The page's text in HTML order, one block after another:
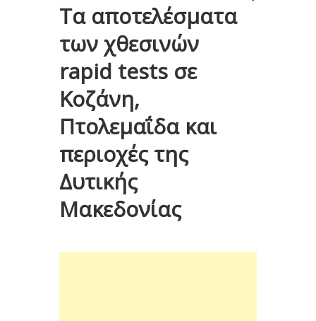
Τα αποτελέσματα
των χθεσινών
rapid tests σε
Κοζάνη,
Πτολεμαΐδα και
περιοχές της
Δυτικής
Μακεδονίας